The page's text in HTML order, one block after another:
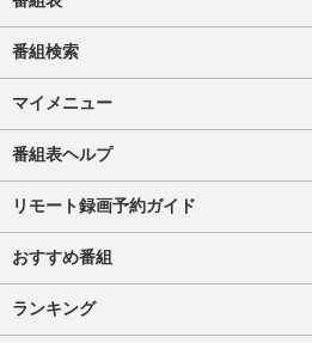
番組検索
マイメニュー
番組表ヘルプ
リモート録画予約ガイド
おすすめ番組
ランキング